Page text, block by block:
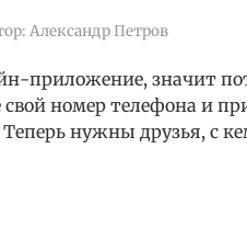
Александр Петров
приложение, значит
свой номер телефона и
Теперь нужны друзья, с